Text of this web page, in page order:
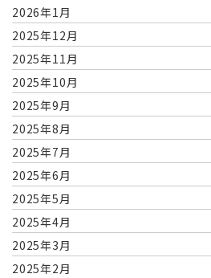
2026年1月
2025年12月
2025年11月
2025年10月
2025年9月
2025年8月
2025年7月
2025年6月
2025年5月
2025年4月
2025年3月
2025年2月